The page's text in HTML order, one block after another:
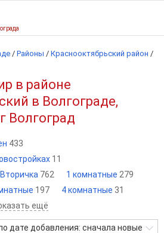
/ Районы / Краснооктябрьский район /
в районе
в Волгограде,
Волгоград
433
11
Вторичка 762 1 комнатные 279
197 4 комнатные 31
ещё
дате добавления: сначала новые